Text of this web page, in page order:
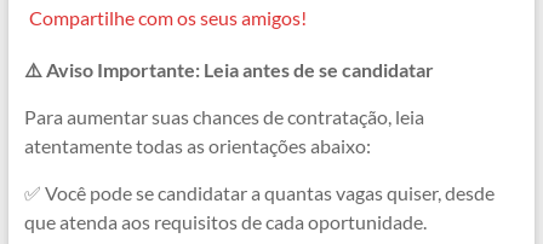
e
b
o
o
k
t
s
A
p
p
e
g
r
a
m
s
e
n
g
e
e
a
d
s
y
L
i
n
k
Compartilhe com os seus amigos!
⚠️ Aviso Importante: Leia antes de se candidatar
Para aumentar suas chances de contratação, leia
atentamente todas as orientações abaixo:
✅ Você pode se candidatar a quantas vagas quiser, desde
que atenda aos requisitos de cada oportunidade.